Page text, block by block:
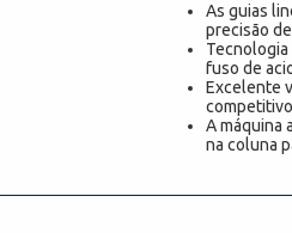
As guias
precisão
fuso de
Excelente
A máquina
na coluna